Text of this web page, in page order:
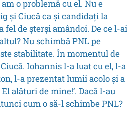
o problemă cu el. Nu e
și Ciucă ca și candidați la
fel de șterși amândoi. De ce l-ai
Nu schimbă PNL pe
stabilitate. În momentul de
Iohannis l-a luat cu el, l-a
l-a prezentat lumii acolo și a
alături de mine!’. Dacă l-au
cum o să-l schimbe PNL?